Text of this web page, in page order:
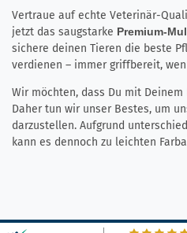
Vertraue auf echte Veterinär-
jetzt das saugstarke Premium-
sichere deinen Tieren die beste
verdienen – immer griffbereit,
Wir möchten, dass Du mit
Daher tun wir unser Bestes, um
darzustellen. Aufgrund
kann es dennoch zu leichten